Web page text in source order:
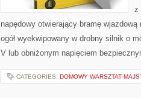
z
napędowy otwierający bramę
ogół wyekwipowany w drobny silnik o
V lub obniżonym napięciem
CATEGORIES: DOMOWY WARSZTAT